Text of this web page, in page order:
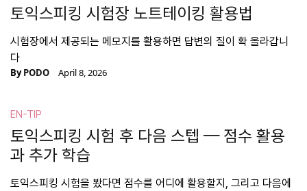
토익스피킹 시험장 노트테이킹 활용법
시험장에서 제공되는 메모지를 활용하면 답변의 질이 확 올라갑니
다
ByPODO April 8, 2026
EN-TIP
토익스피킹 시험 후 다음 스텝 — 점수 활용
과 추가 학습
토익스피킹 시험을 봤다면 점수를 어디에 활용할지, 그리고 다음에